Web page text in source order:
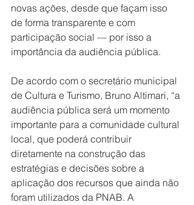
novas ações, desde que façam isso
de forma transparente e com
participação social — por isso a
importância da audiência pública.
De acordo com o secretário municipal
de Cultura e Turismo, Bruno Altimari, “a
audiência pública será um momento
importante para a comunidade cultural
local, que poderá contribuir
diretamente na construção das
estratégias e decisões sobre a
aplicação dos recursos que ainda não
foram utilizados da PNAB. A